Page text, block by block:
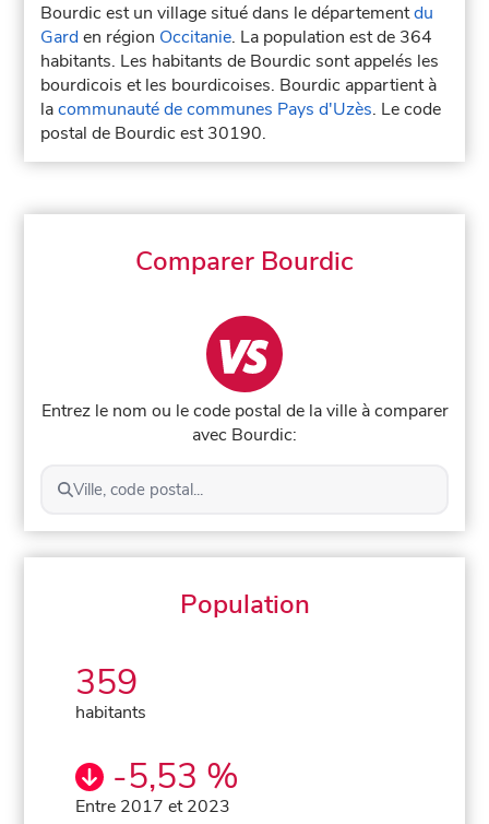
Bourdic est un village situé dans le départementdu
Garden région Occitanie. La population est de 364
habitants. Les habitants de Bourdic sont appelés les
bourdicois et les bourdicoises. Bourdic appartient à
lacommunauté de communes Pays d'Uzès. Le code
postal de Bourdic est 30190.
Comparer Bourdic
Entrez le nom ou le code postal de la ville à comparer
avec Bourdic:
Ville, code postal...
Population
359
habitants
-5,53 %
Entre 2017 et 2023